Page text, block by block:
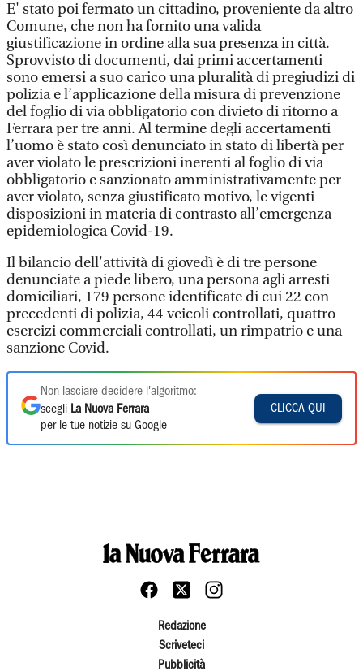
E' stato poi fermato un cittadino, proveniente da altro
Comune, che non ha fornito una valida
giustificazione in ordine alla sua presenza in città.
Sprovvisto di documenti, dai primi accertamenti
sono emersi a suo carico una pluralità di pregiudizi di
polizia e l’applicazione della misura di prevenzione
del foglio di via obbligatorio con divieto di ritorno a
Ferrara per tre anni. Al termine degli accertamenti
l’uomo è stato così denunciato in stato di libertà per
aver violato le prescrizioni inerenti al foglio di via
obbligatorio e sanzionato amministrativamente per
aver violato, senza giustificato motivo, le vigenti
disposizioni in materia di contrasto all’emergenza
epidemiologica Covid-19.
Il bilancio dell'attività di giovedì è di tre persone
denunciate a piede libero, una persona agli arresti
domiciliari, 179 persone identificate di cui 22 con
precedenti di polizia, 44 veicoli controllati, quattro
esercizi commerciali controllati, un rimpatrio e una
sanzione Covid.
Non lasciare decidere l'algoritmo:
scegli La Nuova Ferrara
per le tue notizie su Google
CLICCA QUI
Redazione
Scriveteci
Pubblicità